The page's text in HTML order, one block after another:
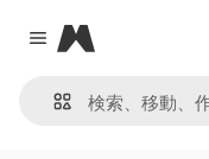
Close menu
Magnific